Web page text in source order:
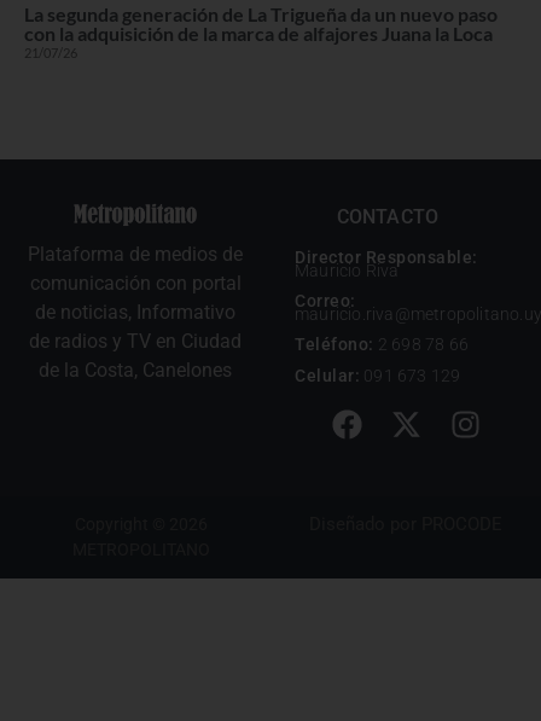
La segunda generación de La Trigueña da un nuevo paso
con la adquisición de la marca de alfajores Juana la Loca
21/07/26
Plataforma de medios de
comunicación con portal
de noticias, Informativo
de radios y TV en Ciudad
de la Costa, Canelones
CONTACTO
Director Responsable:
Mauricio Riva
Correo:
mauricio.riva@metropolitano.uy
Teléfono: 2 698 78 66
Celular: 091 673 129